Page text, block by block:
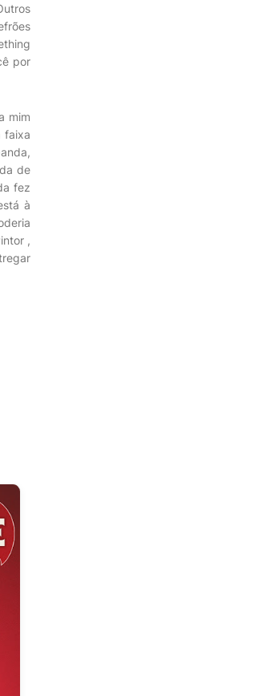
por
mim
faixa
de
fez
à
,